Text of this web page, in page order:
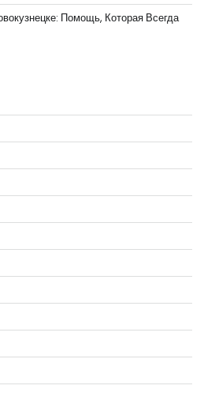
Помощь, Которая Всегда